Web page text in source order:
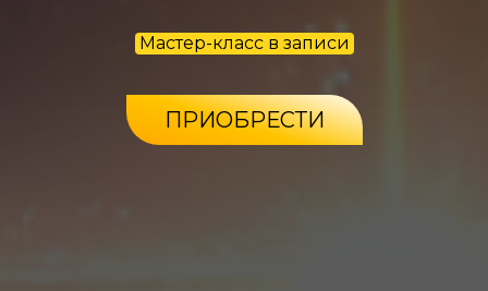
Мастер-класс в записи
ПРИОБРЕСТИ